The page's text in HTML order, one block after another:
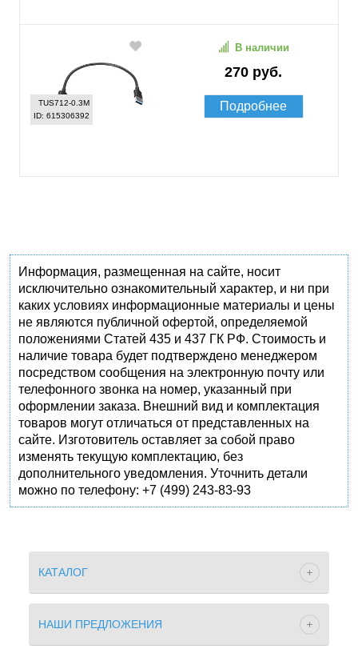
TUS712-0.3M
ID: 615306392
270 руб.
В наличии
Подробнее
Информация, размещенная на сайте, носит
исключительно ознакомительный характер, и ни при
каких условиях информационные материалы и цены
не являются публичной офертой, определяемой
положениями Статей 435 и 437 ГК РФ. Стоимость и
наличие товара будет подтверждено менеджером
посредством сообщения на электронную почту или
телефонного звонка на номер, указанный при
оформлении заказа. Внешний вид и комплектация
товаров могут отличаться от представленных на
сайте. Изготовитель оставляет за собой право
изменять текущую комплектацию, без
дополнительного уведомления. Уточнить детали
можно по телефону: +7 (499) 243-83-93
КАТАЛОГ
НАШИ ПРЕДЛОЖЕНИЯ